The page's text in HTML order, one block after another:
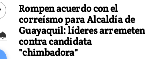
Rompen acuerdo con el
correísmo para Alcaldía de
Guayaquil: líderes arremeten
contra candidata
"chimbadora"